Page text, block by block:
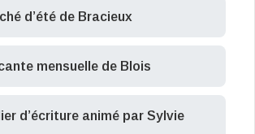
d’été de Bracieux
mensuelle de Blois
d’écriture animé par Sylvie